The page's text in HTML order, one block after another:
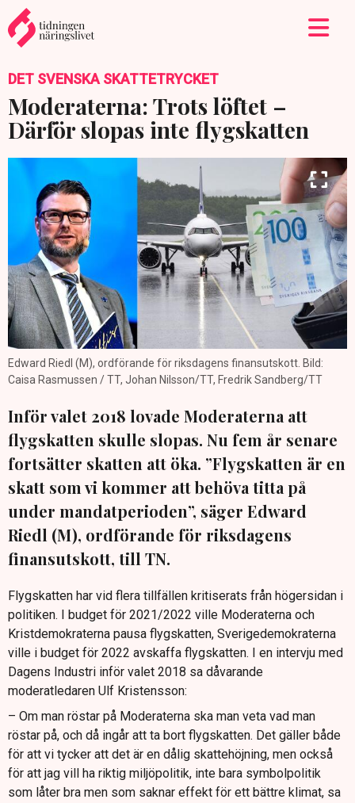
DET SVENSKA SKATTETRYCKET
Moderaterna: Trots löftet –
Därför slopas inte flygskatten
Edward Riedl (M), ordförande för riksdagens finansutskott. Bild:
Caisa Rasmussen / TT, Johan Nilsson/TT, Fredrik Sandberg/TT
Inför valet 2018 lovade Moderaterna att
flygskatten skulle slopas. Nu fem år senare
fortsätter skatten att öka. ”Flygskatten är en
skatt som vi kommer att behöva titta på
under mandatperioden”, säger Edward
Riedl (M), ordförande för riksdagens
finansutskott, till TN.
Flygskatten har vid flera tillfällen kritiserats från högersidan i
politiken. I budget för 2021/2022 ville Moderaterna och
Kristdemokraterna pausa flygskatten, Sverigedemokraterna
ville i budget för 2022 avskaffa flygskatten. I en intervju med
Dagens Industri inför valet 2018 sa dåvarande
moderatledaren Ulf Kristensson:
– Om man röstar på Moderaterna ska man veta vad man
röstar på, och då ingår att ta bort flygskatten. Det gäller både
för att vi tycker att det är en dålig skattehöjning, men också
för att jag vill ha riktig miljöpolitik, inte bara symbolpolitik
som låter bra men som saknar effekt för ett bättre klimat, sa